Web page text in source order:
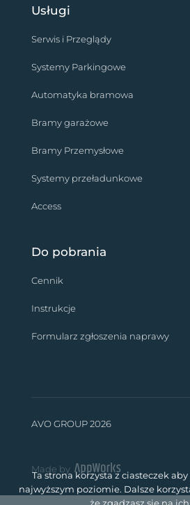
Usługi
Serwis i Przeglądy
Systemy Parkingowe
Automatyka bramowa
Bramy garażowe
Bramy Przemysłowe
Systemy przeładunkowe
Access
Do pobrania
Cennik
Instrukcje
Formularz zgłoszenia naprawy
AVO GROUP 2026
Made by
Ta strona korzysta z ciasteczek
najwyższym poziomie. Dalsze